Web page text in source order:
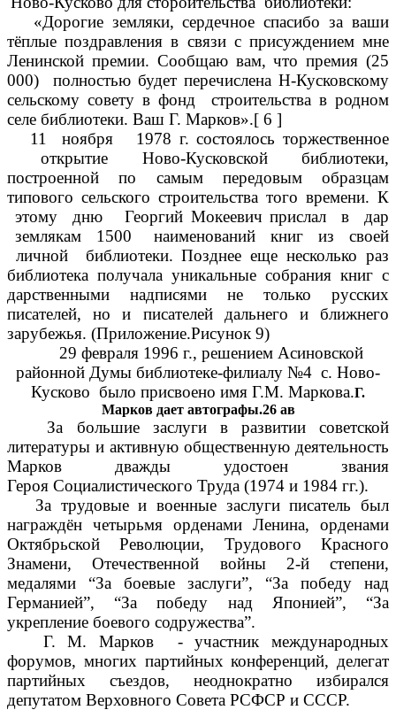
«Дорогие земляки, сердечное спасибо за ваши
тёплые поздравления в связи с присуждением мне
Ленинской премии. Сообщаю вам, что премия (25
000) полностью будет перечислена Н-Кусковскому
сельскому совету в фонд строительства в родном
селе библиотеки. Ваш Г. Марков».[ 6 ]
11 ноября 1978 г. состоялось торжественное
открытие Ново-Кусковской библиотеки,
построенной по самым передовым образцам
типового сельского строительства того времени. К
этому дню Георгий Мокеевич прислал в дар
землякам 1500 наименований книг из своей
личной библиотеки. Позднее еще несколько раз
библиотека получала уникальные собрания книг с
дарственными надписями не только русских
писателей, но и писателей дальнего и ближнего
зарубежья. (Приложение.Рисунок 9)
29 февраля 1996 г., решением Асиновской
районной Думы библиотеке-филиалу №4 с. Ново-
Кусково было присвоено имя Г.М. Маркова.Г.
Марков дает автографы.26 ав
За большие заслуги в развитии советской
литературы и активную общественную деятельность
Марков дважды удостоен звания
Героя Социалистического Труда (1974 и 1984 гг.).
За трудовые и военные заслуги писатель был
награждён четырьмя орденами Ленина, орденами
Октябрьской Революции, Трудового
Красного
Знамени, Отечественной войны 2-й степени,
медалями “За боевые заслуги”, “За победу над
Германией”, “За победу над Японией”, “За
укрепление боевого содружества”.
Г. М. Марков - участник международных
форумов, многих партийных конференций, делегат
партийных съездов, неоднократно избирался
депутатом Верховного Совета РСФСР и СССР.